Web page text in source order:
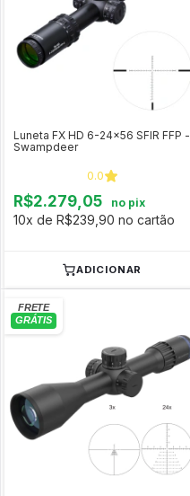
Luneta FX HD 6-24x56 SFIR FFP -
Swampdeer
0.0
R$2.279,05 no pix
10x de R$239,90 no cartão
ADICIONAR